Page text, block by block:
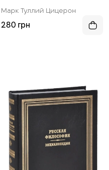
Марк Туллий Цицерон
280 грн